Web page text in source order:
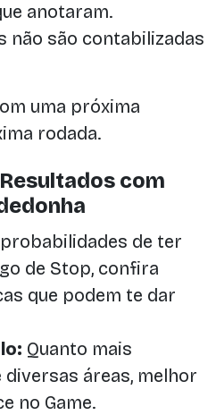
anotaram.
não são contabilizadas
uma próxima
rodada.
com
de ter
de Stop, confira
que podem te dar
Quanto mais
áreas, melhor
no Game.